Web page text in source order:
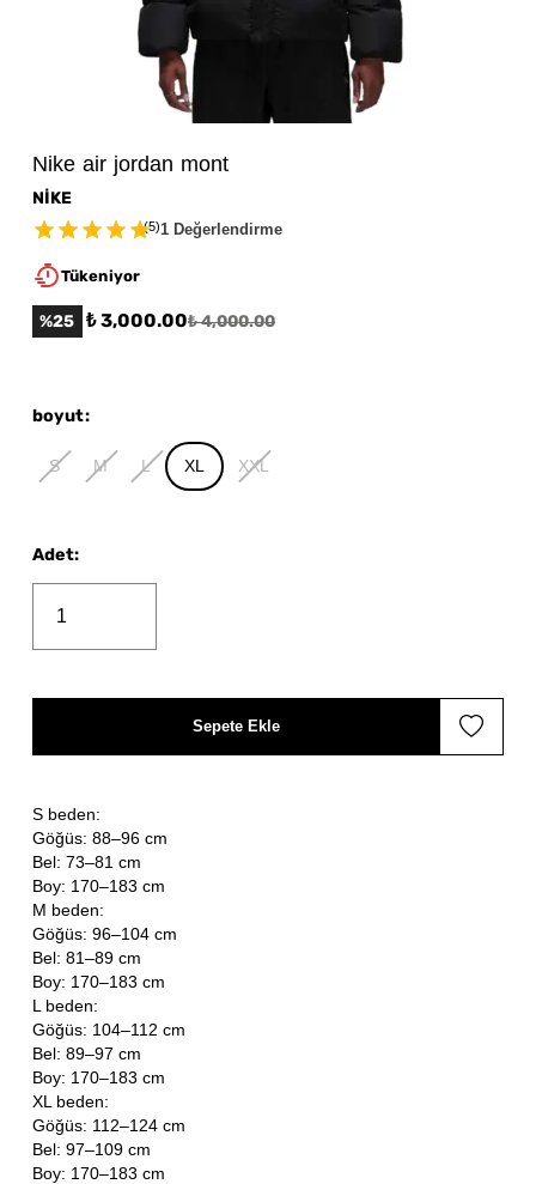
Nike air jordan mont
NİKE
(5)1 Değerlendirme
Tükeniyor
%25 ₺ 3,000.00₺ 4,000.00
S beden:
Göğüs: 88–96 cm
Bel: 73–81 cm
Boy: 170–183 cm
M beden:
Göğüs: 96–104 cm
Bel: 81–89 cm
Boy: 170–183 cm
L beden:
Göğüs: 104–112 cm
Bel: 89–97 cm
Boy: 170–183 cm
XL beden:
Göğüs: 112–124 cm
Bel: 97–109 cm
Boy: 170–183 cm
boyut:
S M L XL XXL
Adet:
Sepete Ekle